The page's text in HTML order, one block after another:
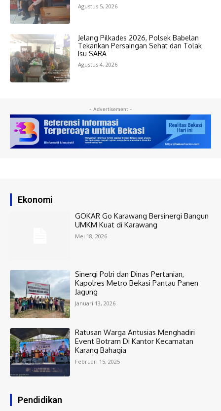
Agustus 5, 2026
Jelang Pilkades 2026, Polsek Babelan
Tekankan Persaingan Sehat dan Tolak
Isu SARA
Agustus 4, 2026
- Advertisement -
Ekonomi
GOKAR Go Karawang Bersinergi Bangun
UMKM Kuat di Karawang
Mei 18, 2026
Sinergi Polri dan Dinas Pertanian,
Kapolres Metro Bekasi Pantau Panen
Jagung
Januari 13, 2026
Ratusan Warga Antusias Menghadiri
Event Botram Di Kantor Kecamatan
Karang Bahagia
Februari 15, 2025
Pendidikan